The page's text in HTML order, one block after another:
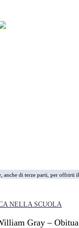
anche di terze parti, per
NELLA SCUOLA
Gray –